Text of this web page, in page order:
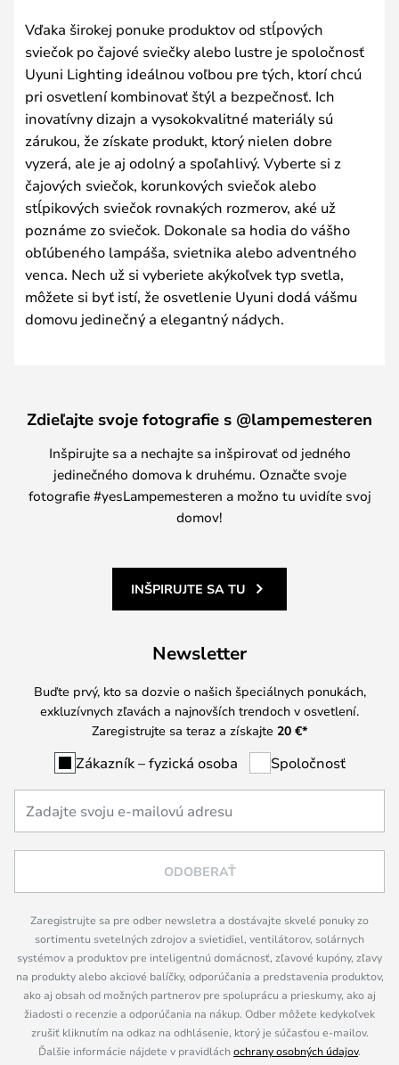
Vďaka širokej ponuke produktov od stĺpových
sviečok po čajové sviečky alebo lustre je spoločnosť
Uyuni Lighting ideálnou voľbou pre tých, ktorí chcú
pri osvetlení kombinovať štýl a bezpečnosť. Ich
inovatívny dizajn a vysokokvalitné materiály sú
zárukou, že získate produkt, ktorý nielen dobre
vyzerá, ale je aj odolný a spoľahlivý. Vyberte si z
čajových sviečok, korunkových sviečok alebo
stĺpikových sviečok rovnakých rozmerov, aké už
poznáme zo sviečok. Dokonale sa hodia do vášho
obľúbeného lampáša, svietnika alebo adventného
venca. Nech už si vyberiete akýkoľvek typ svetla,
môžete si byť istí, že osvetlenie Uyuni dodá vášmu
domovu jedinečný a elegantný nádych.
Zdieľajte svoje fotografie s @lampemesteren
Inšpirujte sa a nechajte sa inšpirovať od jedného
jedinečného domova k druhému. Označte svoje
fotografie #yesLampemesteren a možno tu uvidíte svoj
domov!
INŠPIRUJTE SA TU
Newsletter
Buďte prvý, kto sa dozvie o našich špeciálnych ponukách,
exkluzívnych zľavách a najnovších trendoch v osvetlení.
Zaregistrujte sa teraz a získajte 20 €*
Zákazník – fyzická osoba Spoločnosť
ODOBERAŤ
Zaregistrujte sa pre odber newsletra a dostávajte skvelé ponuky zo
sortimentu svetelných zdrojov a svietidiel, ventilátorov, solárnych
systémov a produktov pre inteligentnú domácnosť, zľavové kupóny, zľavy
na produkty alebo akciové balíčky, odporúčania a predstavenia produktov,
ako aj obsah od možných partnerov pre spoluprácu a prieskumy, ako aj
žiadosti o recenzie a odporúčania na nákup. Odber môžete kedykoľvek
zrušiť kliknutím na odkaz na odhlásenie, ktorý je súčasťou e-mailov.
Ďalšie informácie nájdete v pravidláchochrany osobných údajov.